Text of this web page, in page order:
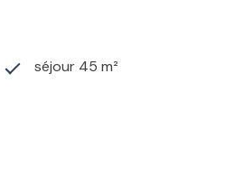
séjour 45 m²